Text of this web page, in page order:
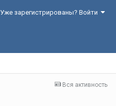
Уже зарегистрированы? Войти
Вся активность